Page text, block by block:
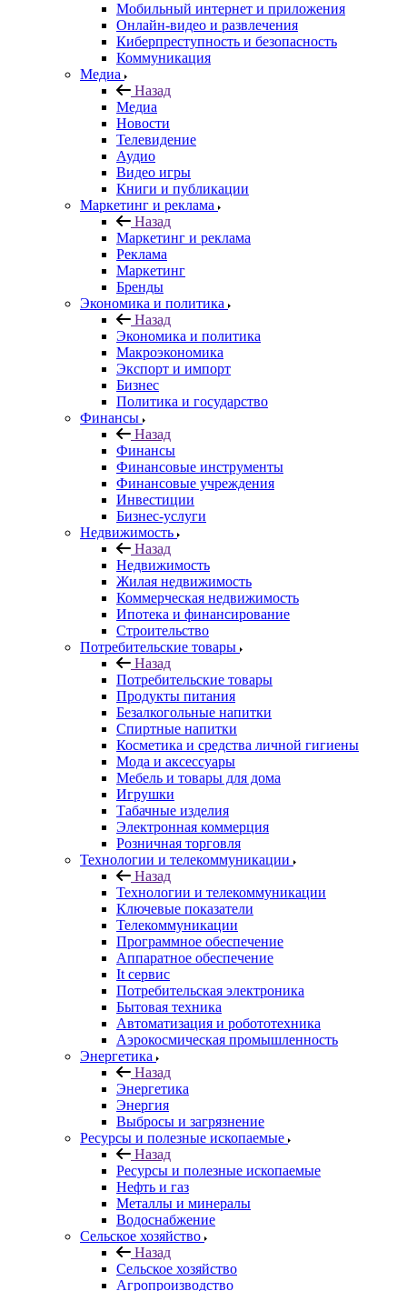
Мобильный интернет и приложения
Онлайн-видео и развлечения
Киберпреступность и безопасность
Коммуникация
Медиа
Назад
Медиа
Новости
Телевидение
Аудио
Видео игры
Книги и публикации
Маркетинг и реклама
Назад
Маркетинг и реклама
Реклама
Маркетинг
Бренды
Экономика и политика
Назад
Экономика и политика
Макроэкономика
Экспорт и импорт
Бизнес
Политика и государство
Финансы
Назад
Финансы
Финансовые инструменты
Финансовые учреждения
Инвестиции
Бизнес-услуги
Недвижимость
Назад
Недвижимость
Жилая недвижимость
Коммерческая недвижимость
Ипотека и финансирование
Строительство
Потребительские товары
Назад
Потребительские товары
Продукты питания
Безалкогольные напитки
Спиртные напитки
Косметика и средства личной гигиены
Мода и аксессуары
Мебель и товары для дома
Игрушки
Табачные изделия
Электронная коммерция
Розничная торговля
Технологии и телекоммуникации
Назад
Технологии и телекоммуникации
Ключевые показатели
Телекоммуникации
Программное обеспечение
Аппаратное обеспечение
It сервис
Потребительская электроника
Бытовая техника
Автоматизация и робототехника
Аэрокосмическая промышленность
Энергетика
Назад
Энергетика
Энергия
Выбросы и загрязнение
Ресурсы и полезные ископаемые
Назад
Ресурсы и полезные ископаемые
Нефть и газ
Металлы и минералы
Водоснабжение
Сельское хозяйство
Назад
Сельское хозяйство
Агропроизводство